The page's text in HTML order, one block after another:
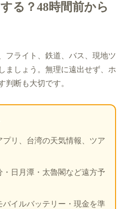
る？48時間前から
フライト、鉄道、バス、現地ツ
ましょう。無理に遠出せず、ホ
判断も大切です。
プリ、台湾の天気情報、ツア
・日月潭・太魯閣など遠方予
バイルバッテリー・現金を準